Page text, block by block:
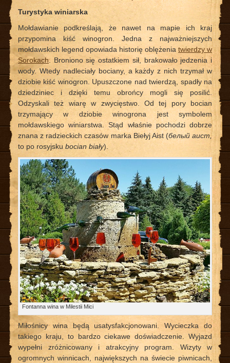
Turystyka winiarska
Mołdawianie podkreślają, że nawet na mapie ich kraj
przypomina kiść winogron. Jedna z najważniejszych
mołdawskich legend opowiada historię oblężenia twierdzy w
Sorokach. Broniono się ostatkiem sił, brakowało jedzenia i
wody. Wtedy nadleciały bociany, a każdy z nich trzymał w
dziobie kiść winogron. Upuszczone nad twierdzą, spadły na
dziedziniec i dzięki temu obrońcy mogli się posilić.
Odzyskali też wiarę w zwycięstwo. Od tej pory bocian
trzymający w dziobie winogrona jest symbolem
mołdawskiego winiarstwa. Stąd właśnie pochodzi dobrze
znana z radzieckich czasów marka Biełyj Aist (белый аист,
to po rosyjsku bocian biały).
Fontanna wina w Milestii Mici
Miłośnicy wina będą usatysfakcjonowani. Wycieczka do
takiego kraju, to bardzo ciekawe doświadczenie. Wyjazd
wypełni zróżnicowany i atrakcyjny program. Wizyty w
ogromnych winnicach, największych na świecie piwnicach,